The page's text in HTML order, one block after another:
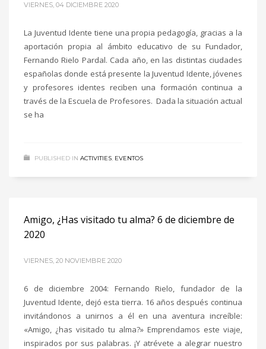
VIERNES, 04 DICIEMBRE 2020
La Juventud Idente tiene una propia pedagogía, gracias a la
aportación propia al ámbito educativo de su Fundador,
Fernando Rielo Pardal. Cada año, en las distintas ciudades
españolas donde está presente la Juventud Idente, jóvenes
y profesores identes reciben una formación continua a
través de la Escuela de Profesores. Dada la situación actual
se ha
PUBLISHED IN ACTIVITIES, EVENTOS
Amigo, ¿Has visitado tu alma? 6 de diciembre de
2020
VIERNES, 20 NOVIEMBRE 2020
6 de diciembre 2004: Fernando Rielo, fundador de la
Juventud Idente, dejó esta tierra. 16 años después continua
invitándonos a unirnos a él en una aventura increíble:
«Amigo, ¿has visitado tu alma?» Emprendamos este viaje,
inspirados por sus palabras. ¡Y atrévete a alegrar nuestro